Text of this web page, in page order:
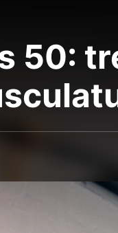
50: